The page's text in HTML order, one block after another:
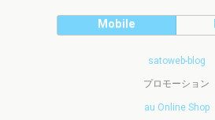
Mobile
satoweb-blog
プロモーション
au Online Shop